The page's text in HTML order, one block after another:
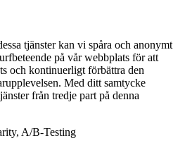
tjänster kan vi spåra och anonymt
på vår webbplats för att
och kontinuerligt förbättra den
Med ditt samtycke
från tredje part på denna
A/B-Testing